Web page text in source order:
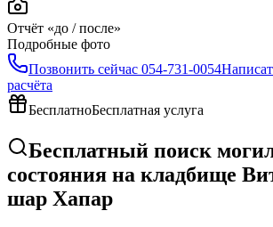
Отчёт «до / после»
Подробные фото
Позвонить сейчас 054-731-0054
расчёта
БесплатноБесплатная услуга
Бесплатный поиск
состояния на кладбище
шар Хапар